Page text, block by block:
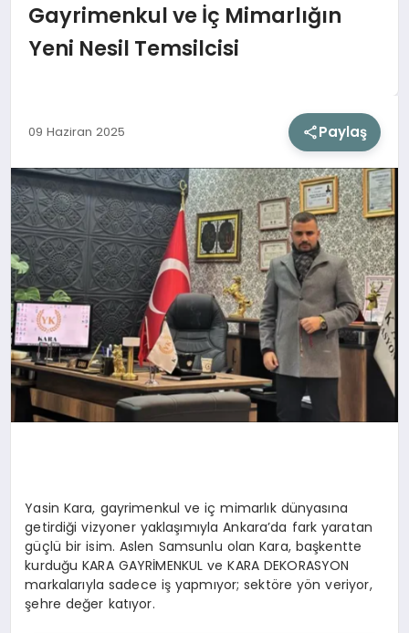
YAŞAM
SIYASET
SAĞLIK
DÜNYA
EĞITIM
Gayrimenkul ve İç Mimarlığın
Yeni Nesil Temsilcisi
09 Haziran 2025 Paylaş
Yasin Kara, gayrimenkul ve iç mimarlık dünyasına
getirdiği vizyoner yaklaşımıyla Ankara’da fark yaratan
güçlü bir isim. Aslen Samsunlu olan Kara, başkentte
kurduğu KARA GAYRİMENKUL ve KARA DEKORASYON
markalarıyla sadece iş yapmıyor; sektöre yön veriyor,
şehre değer katıyor.